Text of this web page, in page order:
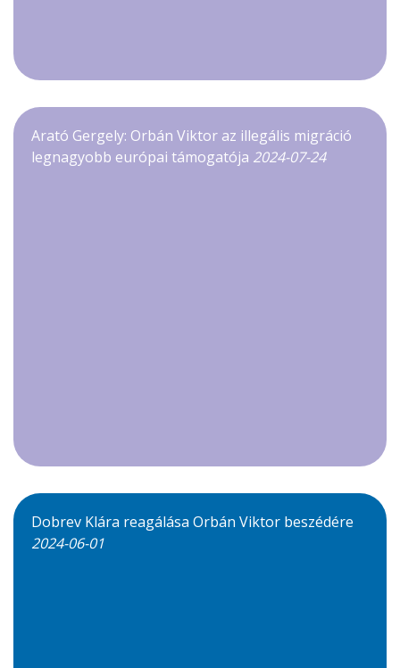
Arató Gergely: Orbán Viktor az illegális migráció
legnagyobb európai támogatója 2024-07-24
Dobrev Klára reagálása Orbán Viktor beszédére
2024-06-01